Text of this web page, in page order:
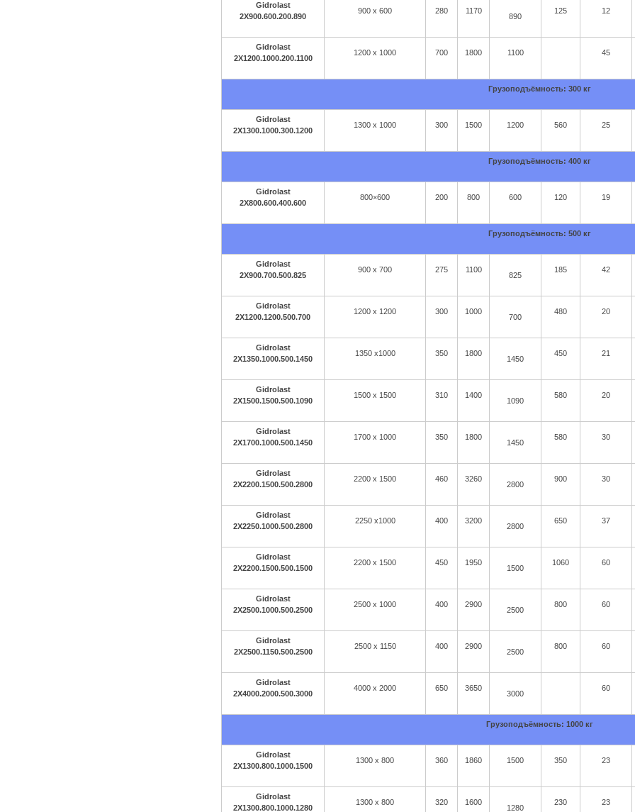
Gidrolast
2X900.600.200.890
900 x 600 280 1170
890
125 12
Gidrolast
2X1200.1000.200.1100
1200 х 1000 700 1800 1100 45
Грузоподъёмность: 300 кг
Gidrolast
2X1300.1000.300.1200
1300 х 1000 300 1500 1200 560 25
Грузоподъёмность: 400 кг
Gidrolast
2X800.600.400.600
800×600 200 800 600 120 19
Грузоподъёмность: 500 кг
Gidrolast
2X900.700.500.825
900 x 700 275 1100
825
185 42
Gidrolast
2X1200.1200.500.700
1200 х 1200 300 1000
700
480 20
Gidrolast
2X1350.1000.500.1450
1350 x1000 350 1800
1450
450 21
Gidrolast
2X1500.1500.500.1090
1500 х 1500 310 1400
1090
580 20
Gidrolast
2X1700.1000.500.1450
1700 х 1000 350 1800
1450
580 30
Gidrolast
2X2200.1500.500.2800
2200 х 1500 460 3260
2800
900 30
Gidrolast
2X2250.1000.500.2800
2250 x1000 400 3200
2800
650 37
Gidrolast
2X2200.1500.500.1500
2200 х 1500 450 1950
1500
1060 60
Gidrolast
2X2500.1000.500.2500
2500 х 1000 400 2900
2500
800 60
Gidrolast
2X2500.1150.500.2500
2500 х 1150 400 2900
2500
800 60
Gidrolast
2X4000.2000.500.3000
4000 х 2000 650 3650
3000
60
Грузоподъёмность: 1000 кг
Gidrolast
2X1300.800.1000.1500
1300 x 800 360 1860 1500 350 23
Gidrolast
2X1300.800.1000.1280
1300 x 800 320 1600
1280
230 23